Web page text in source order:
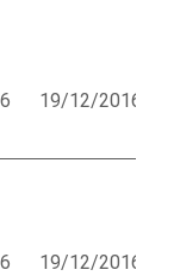
19/12/2016
19/12/2016